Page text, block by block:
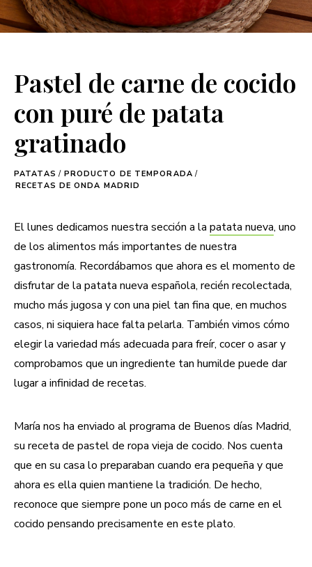
Pastel de carne de cocido
con puré de patata
gratinado
PATATAS / PRODUCTO DE TEMPORADA /
RECETAS DE ONDA MADRID
El lunes dedicamos nuestra sección a la patata nueva, uno
de los alimentos más importantes de nuestra
gastronomía. Recordábamos que ahora es el momento de
disfrutar de la patata nueva española, recién recolectada,
mucho más jugosa y con una piel tan fina que, en muchos
casos, ni siquiera hace falta pelarla. También vimos cómo
elegir la variedad más adecuada para freír, cocer o asar y
comprobamos que un ingrediente tan humilde puede dar
lugar a infinidad de recetas.
María nos ha enviado al programa de Buenos días Madrid,
su receta de pastel de ropa vieja de cocido. Nos cuenta
que en su casa lo preparaban cuando era pequeña y que
ahora es ella quien mantiene la tradición. De hecho,
reconoce que siempre pone un poco más de carne en el
cocido pensando precisamente en este plato.